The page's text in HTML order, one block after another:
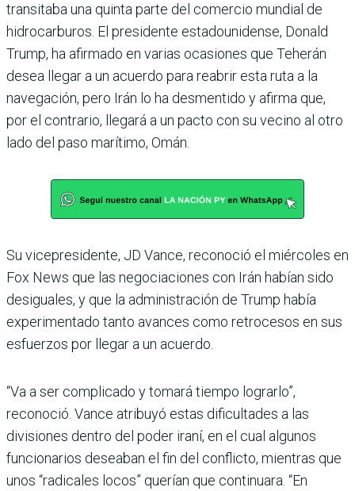
transitaba una quinta parte del comercio mundial de
hidrocarburos. El presidente estadounidense, Donald
Trump, ha afirmado en varias ocasiones que Teherán
desea llegar a un acuerdo para reabrir esta ruta a la
navegación, pero Irán lo ha desmentido y afirma que,
por el contrario, llegará a un pacto con su vecino al otro
lado del paso marítimo, Omán.
Su vicepresidente, JD Vance, reconoció el miércoles en
Fox News que las negociaciones con Irán habían sido
desiguales, y que la administración de Trump había
experimentado tanto avances como retrocesos en sus
esfuerzos por llegar a un acuerdo.
“Va a ser complicado y tomará tiempo lograrlo”,
reconoció. Vance atribuyó estas dificultades a las
divisiones dentro del poder iraní, en el cual algunos
funcionarios deseaban el fin del conflicto, mientras que
unos “radicales locos” querían que continuara. “En